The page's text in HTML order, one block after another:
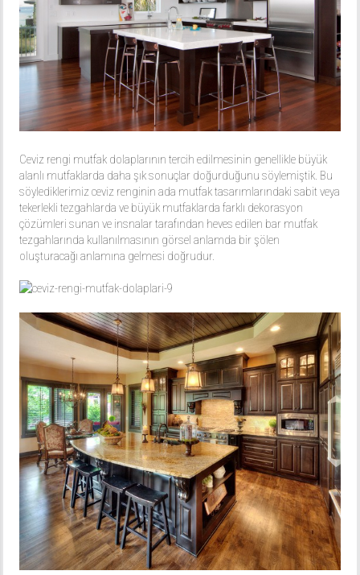
Ceviz rengi mutfak dolaplarının tercih edilmesinin genellikle büyük
alanlı mutfaklarda daha şık sonuçlar doğurduğunu söylemiştik. Bu
söylediklerimiz ceviz renginin ada mutfak tasarımlarındaki sabit veya
tekerlekli tezgahlarda ve büyük mutfaklarda farklı dekorasyon
çözümleri sunan ve insnalar tarafından heves edilen bar mutfak
tezgahlarında kullanılmasının görsel anlamda bir şölen
oluşturacağı anlamına gelmesi doğrudur.